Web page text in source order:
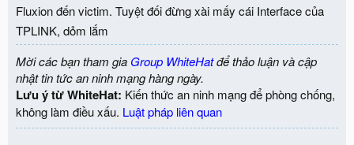
Fluxion đến victim. Tuyệt đối đừng xài mấy cái Interface của
TPLINK, dỏm lắm
Mời các bạn tham gia Group WhiteHatđể thảo luận và cập
nhật tin tức an ninh mạng hàng ngày.
Lưu ý từ WhiteHat: Kiến thức an ninh mạng để phòng chống,
không làm điều xấu. Luật pháp liên quan